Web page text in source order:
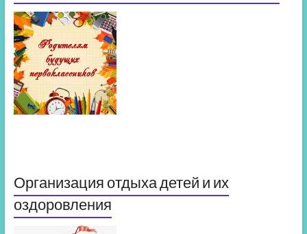
Организация отдыха детей и их
оздоровления